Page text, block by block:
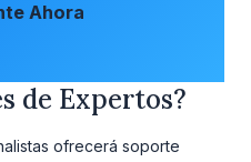
Ahora
de Expertos?
ofrecerá soporte